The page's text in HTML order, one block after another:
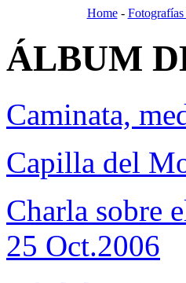
Home- Fotografías
ÁLBUM
Caminata,
Capilla del
Charla sobre
25 Oct.2006